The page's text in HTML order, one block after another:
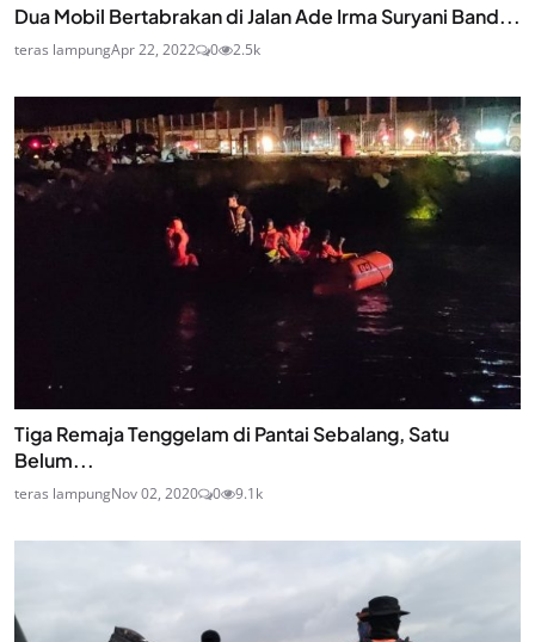
Dua Mobil Bertabrakan di Jalan Ade Irma Suryani Band...
teras lampungApr 22, 2022 0 2.5k
Tiga Remaja Tenggelam di Pantai Sebalang, Satu
Belum...
teras lampungNov 02, 2020 0 9.1k